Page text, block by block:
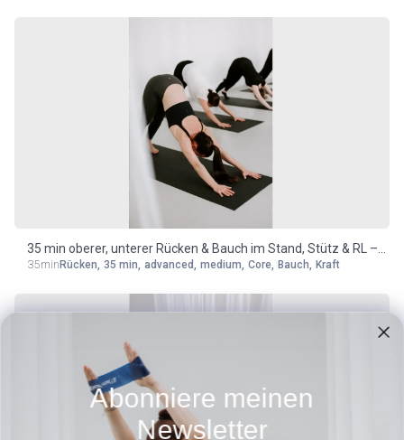
35 min oberer, unterer Rücken & Bauch im Stand, Stütz & RL –
medium/advanced
35min Rücken, 35 min, advanced, medium, Core, Bauch, Kraft
Abonniere meinen
Newsletter